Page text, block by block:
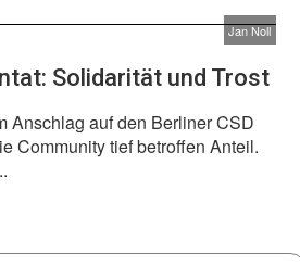
Jan Noll
Solidarität und Trost
Anschlag auf den Berliner CSD
Community tief betroffen Anteil.